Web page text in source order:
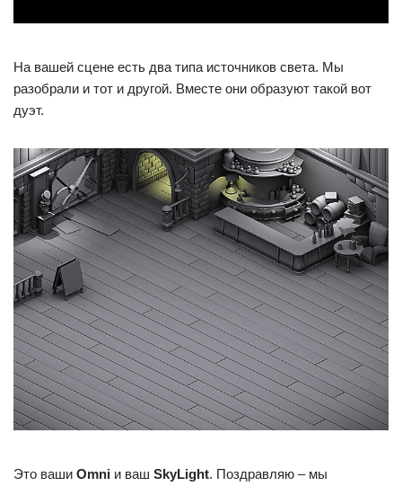
На вашей сцене есть два типа источников света. Мы
разобрали и тот и другой. Вместе они образуют такой вот
дуэт.
Это ваши Omni и ваш SkyLight. Поздравляю – мы